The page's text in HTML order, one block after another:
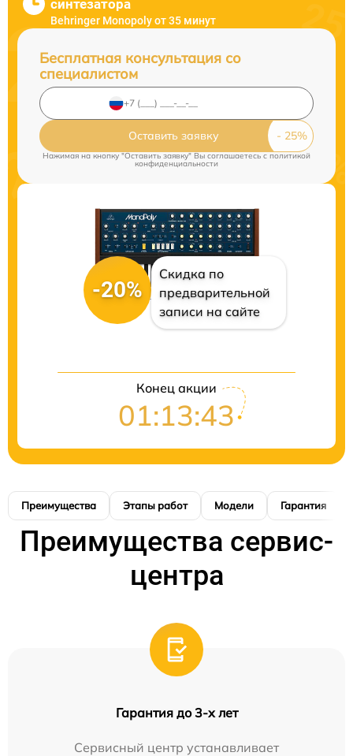
синтезатора
Behringer Monopoly от 35 минут
Бесплатная консультация со
специалистом
Оставить заявку
Нажимая на кнопку "Оставить заявку" Вы соглашаетесь cполитикой
конфиденциальности
-20%
Скидка по
предварительной
записи на сайте
Конец акции
01:13:42
Преимущества Этапы работ Модели Гарантия
Преимущества сервис-
центра
Гарантия до 3-х лет
Сервисный центр устанавливает